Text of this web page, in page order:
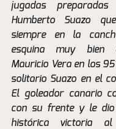
jugadas
Humberto Suazo
siempre en la
esquina muy bien
Mauricio Vera en los
solitario Suazo en el
El goleador canario
con su frente y le dio
histórica victoria